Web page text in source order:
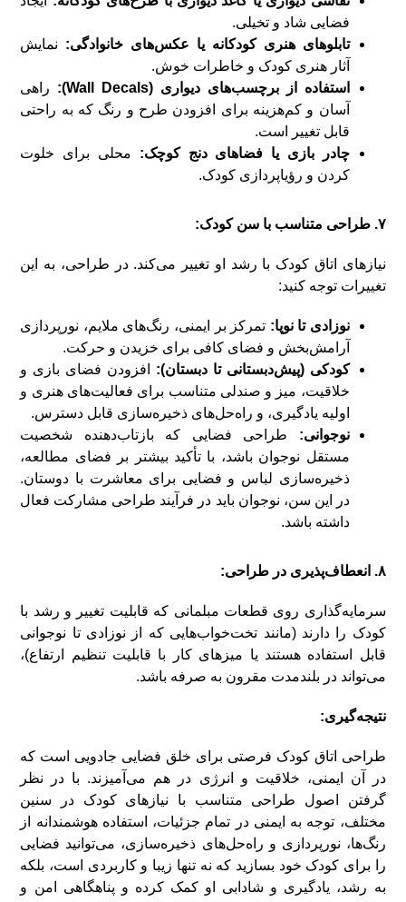
فضایی شاد و تخیلی.
تابلوهای هنری کودکانه یا عکس‌های خانوادگی: نمایش
آثار هنری کودک و خاطرات خوش.
استفاده از برچسب‌های دیواری (Wall Decals):
راهی
آسان و کم‌هزینه برای افزودن طرح و رنگ که به راحتی
قابل تغییر است.
چادر بازی یا فضاهای دنج کوچک: محلی برای خلوت
کردن و رؤیاپردازی کودک.
۷. طراحی متناسب با سن کودک:
نیازهای اتاق کودک با رشد او تغییر می‌کند. در طراحی، به این
تغییرات توجه کنید:
نوزادی تا نوپا: تمرکز بر ایمنی، رنگ‌های ملایم، نورپردازی
آرامش‌بخش و فضای کافی برای خزیدن و حرکت.
کودکی (پیش‌دبستانی تا دبستان): افزودن فضای بازی و
خلاقیت، میز و صندلی متناسب برای فعالیت‌های هنری و
اولیه یادگیری، و راه‌حل‌های ذخیره‌سازی قابل دسترس.
نوجوانی: طراحی فضایی که بازتاب‌دهنده شخصیت
مستقل نوجوان باشد، با تأکید بیشتر بر فضای مطالعه،
ذخیره‌سازی لباس و فضایی برای معاشرت با دوستان.
در این سن، نوجوان باید در فرآیند طراحی مشارکت فعال
داشته باشد.
۸. انعطاف‌پذیری در طراحی:
سرمایه‌گذاری روی قطعات مبلمانی که قابلیت تغییر و رشد با
کودک را دارند (مانند تخت‌خواب‌هایی که از نوزادی تا نوجوانی
قابل استفاده هستند یا میزهای کار با قابلیت تنظیم ارتفاع)،
می‌تواند در بلندمدت مقرون به صرفه باشد.
نتیجه‌گیری:
طراحی اتاق کودک فرصتی برای خلق فضایی جادویی است که
در آن ایمنی، خلاقیت و انرژی در هم می‌آمیزند. با در نظر
گرفتن اصول طراحی متناسب با نیازهای کودک در سنین
مختلف، توجه به ایمنی در تمام جزئیات، استفاده هوشمندانه از
رنگ‌ها، نورپردازی و راه‌حل‌های ذخیره‌سازی، می‌توانید فضایی
را برای کودک خود بسازید که نه تنها زیبا و کاربردی است، بلکه
به رشد، یادگیری و شادابی او کمک کرده و پناهگاهی امن و